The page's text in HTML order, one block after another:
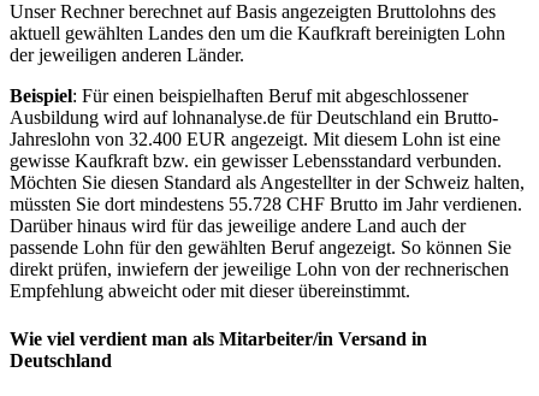
Unser Rechner berechnet auf Basis angezeigten Bruttolohns des
aktuell gewählten Landes den um die Kaufkraft bereinigten Lohn
der jeweiligen anderen Länder.
Beispiel: Für einen beispielhaften Beruf mit abgeschlossener
Ausbildung wird auf lohnanalyse.de für Deutschland ein Brutto-
Jahreslohn von 32.400 EUR angezeigt. Mit diesem Lohn ist eine
gewisse Kaufkraft bzw. ein gewisser Lebensstandard verbunden.
Möchten Sie diesen Standard als Angestellter in der Schweiz halten,
müssten Sie dort mindestens 55.728 CHF Brutto im Jahr verdienen.
Darüber hinaus wird für das jeweilige andere Land auch der
passende Lohn für den gewählten Beruf angezeigt. So können Sie
direkt prüfen, inwiefern der jeweilige Lohn von der rechnerischen
Empfehlung abweicht oder mit dieser übereinstimmt.
Wie viel verdient man als Mitarbeiter/in Versand in
Deutschland